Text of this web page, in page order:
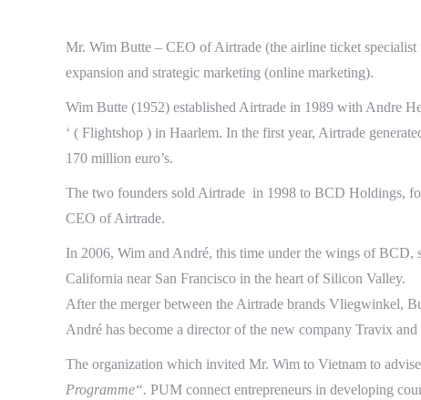
Mr. Wim Butte – CEO of Airtrade (the airline ticket
expansion and strategic marketing (online marketing).
Wim Butte (1952) established Airtrade in 1989 with Andre
‘ ( Flightshop ) in Haarlem. In the first year, Airtrade
170 million euro’s.
The two founders sold Airtrade in 1998 to BCD Holdings,
CEO of Airtrade.
In 2006, Wim and André, this time under the wings of BCD,
California near San Francisco in the heart of Silicon Valley.
After the merger between the Airtrade brands Vliegwinkel,
André has become a director of the new company Travix
The organization which invited Mr. Wim to Vietnam to
Programme“. PUM connect entrepreneurs in developing